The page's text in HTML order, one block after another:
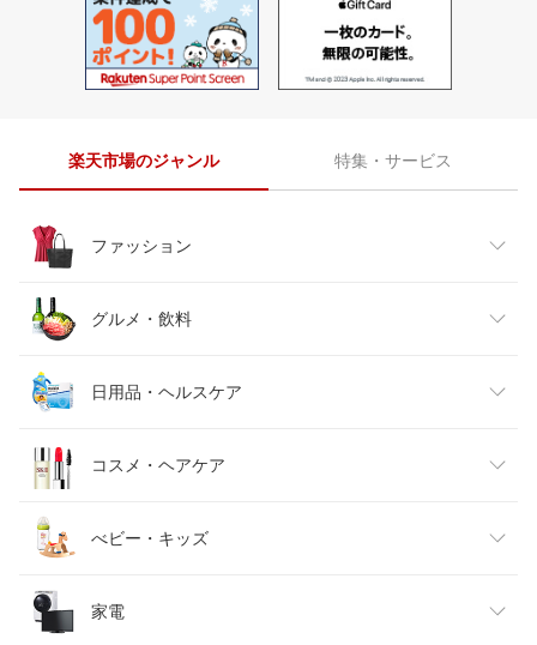
楽天市場のジャンル 特集・サービス
ファッション
レディースファッション
メンズファッション
キッズファッション
ベビーファッション
インナー・下着・ナイトウェア
グルメ・飲料
食品
スイーツ・お菓子
水・ソフトドリンク
ビール・洋酒
日用品・ヘルスケア
日用品雑貨・文房具・手芸
ダイエット・健康
医薬品・コンタクト・介護
コスメ・ヘアケア
美容・コスメ・香水
べビー・キッズ
キッズ・ベビー・マタニティ
家電